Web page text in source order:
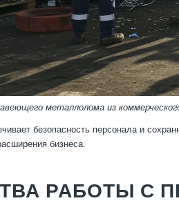
металлолома из
безопасность персонала и
бизнеса.
РАБОТЫ С